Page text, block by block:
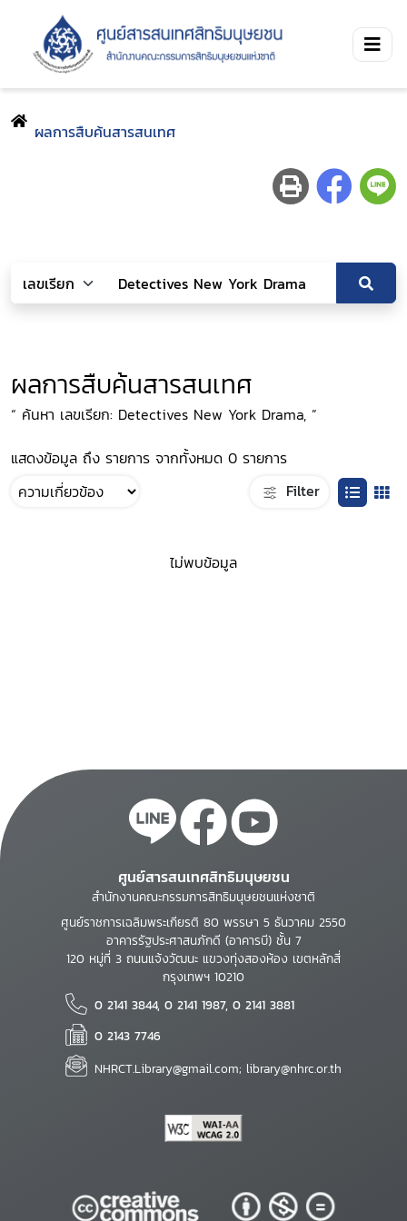
ผลการสืบค้นสารสนเทศ
ผลการสืบค้นสารสนเทศ
“ ค้นหา เลขเรียก: Detectives New York Drama, ”
แสดงข้อมูล ถึง รายการ จากทั้งหมด 0 รายการ
Filter
ไม่พบข้อมูล
ศูนย์สารสนเทศสิทธิมนุษยชน
สำนักงานคณะกรรมการสิทธิมนุษยชนแห่งชาติ
ศูนย์ราชการเฉลิมพระเกียรติ 80 พรรษา 5 ธันวาคม 2550
อาคารรัฐประศาสนภักดี (อาคารบี) ชั้น 7
120 หมู่ที่ 3 ถนนแจ้งวัฒนะ แขวงทุ่งสองห้อง เขตหลักสี่
กรุงเทพฯ 10210
0 2141 3844, 0 2141 1987, 0 2141 3881
0 2143 7746
NHRCT.Library@gmail.com; library@nhrc.or.th